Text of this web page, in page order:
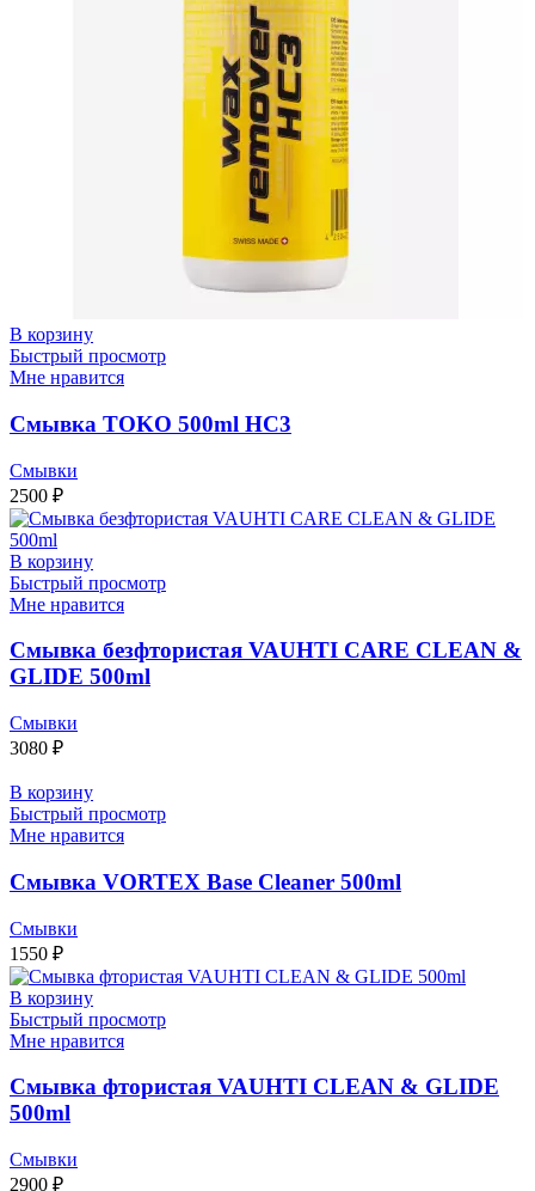
В корзину
Быстрый просмотр
Мне нравится
Смывка TOKO 500ml HC3
Смывки
2500 ₽
В корзину
Быстрый просмотр
Мне нравится
Смывка безфтористая VAUHTI CARE CLEAN &
GLIDE 500ml
Смывки
3080 ₽
В корзину
Быстрый просмотр
Мне нравится
Смывка VORTEX Base Cleaner 500ml
Смывки
1550 ₽
В корзину
Быстрый просмотр
Мне нравится
Смывка фтористая VAUHTI CLEAN & GLIDE
500ml
Смывки
2900 ₽